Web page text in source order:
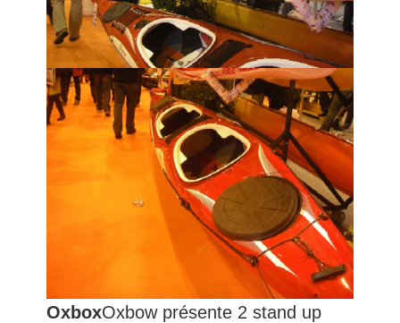
OxboxOxbow présente 2 stand up